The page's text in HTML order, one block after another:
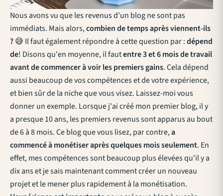
Nous avons vu que les revenus d'un blog ne sont pas
immédiats. Mais alors,combien de temps après viennent-ils
?😅 Il faut également répondre à cette question par :dépend
de! Disons qu'en moyenne, il fautentre 3 et 6 mois de travail
avant de commencer à voir les premiers gains. Cela dépend
aussi beaucoup de vos compétences et de votre expérience,
et bien sûr de la niche que vous visez. Laissez-moi vous
donner un exemple. Lorsque j'ai créé mon premier blog, il y
a presque 10 ans, les premiers revenus sont apparus au bout
de 6 à 8 mois. Ce blog que vous lisez, par contre,a
commencé à monétiser après quelques mois seulement. En
effet, mes compétences sont beaucoup plus élevées qu'il y a
dix ans et je sais maintenant comment créer un nouveau
projet et le mener plus rapidement à la monétisation.